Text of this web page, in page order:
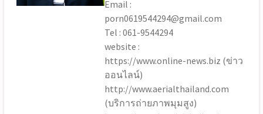
Email :
porn0619544294@gmail.com
Tel : 061-9544294
website :
https://www.online-news.biz (ข่าว
ออนไลน์)
http://www.aerialthailand.com
(บริการถ่ายภาพมุมสูง)